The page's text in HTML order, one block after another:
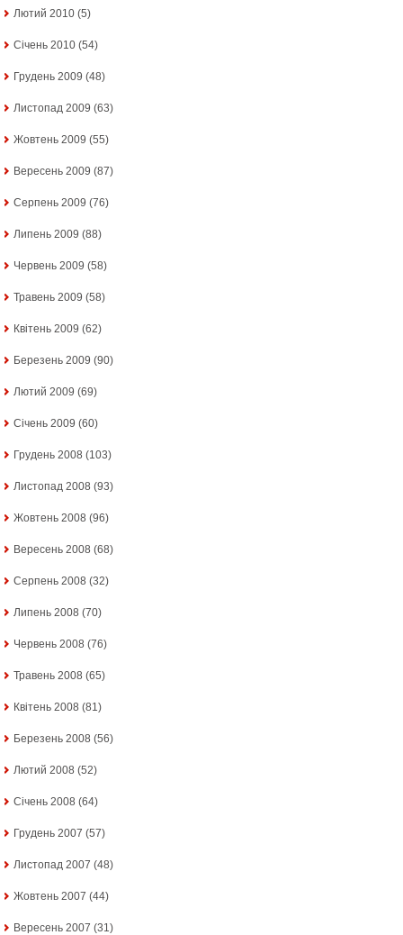
Лютий 2010 (5)
Січень 2010 (54)
Грудень 2009 (48)
Листопад 2009 (63)
Жовтень 2009 (55)
Вересень 2009 (87)
Серпень 2009 (76)
Липень 2009 (88)
Червень 2009 (58)
Травень 2009 (58)
Квітень 2009 (62)
Березень 2009 (90)
Лютий 2009 (69)
Січень 2009 (60)
Грудень 2008 (103)
Листопад 2008 (93)
Жовтень 2008 (96)
Вересень 2008 (68)
Серпень 2008 (32)
Липень 2008 (70)
Червень 2008 (76)
Травень 2008 (65)
Квітень 2008 (81)
Березень 2008 (56)
Лютий 2008 (52)
Січень 2008 (64)
Грудень 2007 (57)
Листопад 2007 (48)
Жовтень 2007 (44)
Вересень 2007 (31)